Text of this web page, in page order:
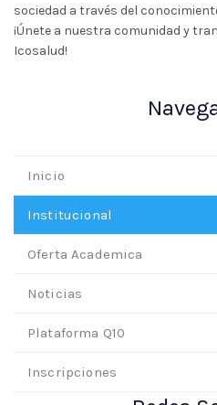
sociedad a través del
¡Únete a nuestra comunidad y
Icosalud!
Inicio
Institucional
Oferta Academica
Noticias
Plataforma Q10
Inscripciones